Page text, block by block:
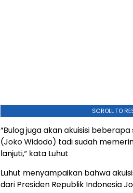
SCROLL TO
“Bulog juga akan akuisisi
(Joko Widodo) tadi sudah
lanjuti,” kata Luhut
Luhut menyampaikan bahwa
dari Presiden Republik Indonesia